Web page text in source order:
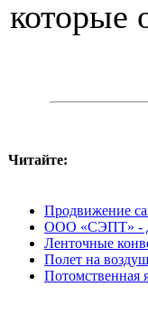
которые
Читайте:
Продвижение
ООО «СЭПТ» -
Ленточные
Полет на
Потомственная